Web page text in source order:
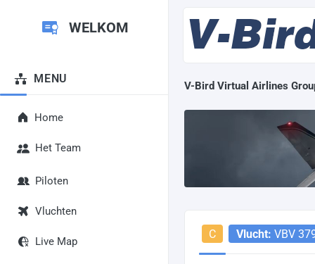
WELKOM
MENU
Home
Het Team
Piloten
Vluchten
Live Map
V-Bird Virtual Airlines
C Vlucht: VBV